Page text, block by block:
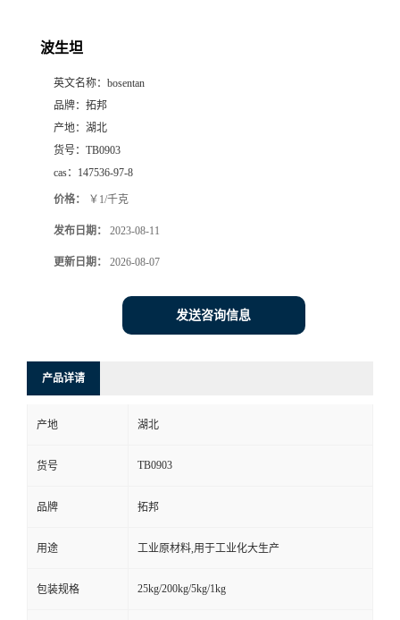
波生坦
英文名称： bosentan
品牌： 拓邦
产地： 湖北
货号： TB0903
cas： 147536-97-8
价格： ￥1/千克
发布日期： 2023-08-11
更新日期： 2026-08-07
发送咨询信息
产品详请
产地 湖北
货号 TB0903
品牌 拓邦
用途 工业原材料,用于工业化大生产
包装规格 25kg/200kg/5kg/1kg